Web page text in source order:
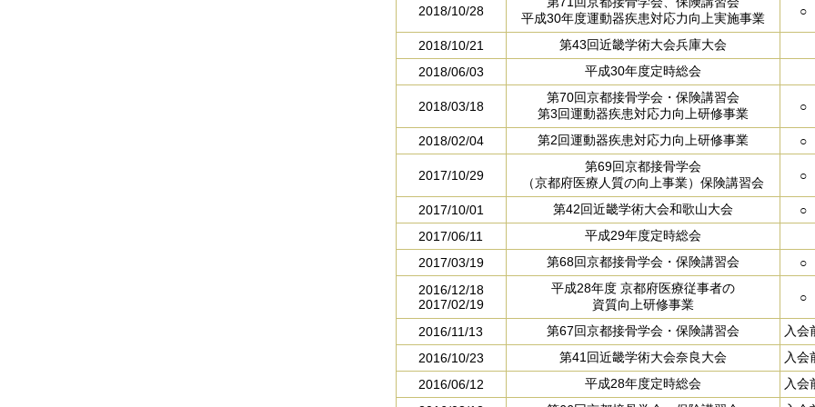
2018/10/28
平成30年度運動器疾患対応力向上実施事業
○
2018/10/21
第43回近畿学術大会兵庫大会
2018/06/03
平成30年度定時総会
2018/03/18
第70回京都接骨学会・保険講習会
第3回運動器疾患対応力向上研修事業
○
2018/02/04 第2回運動器疾患対応力向上研修事業 ○
2017/10/29
第69回京都接骨学会
（京都府医療人質の向上事業）保険講習会
○
2017/10/01 第42回近畿学術大会和歌山大会
○
2017/06/11
平成29年度定時総会
2017/03/19
第68回京都接骨学会・保険講習会
○
2016/12/18
2017/02/19
平成28年度 京都府医療従事者の
資質向上研修事業
○
2016/11/13 第67回京都接骨学会・保険講習会
入会
2016/10/23
第41回近畿学術大会奈良大会
入会
2016/06/12
平成28年度定時総会
入会